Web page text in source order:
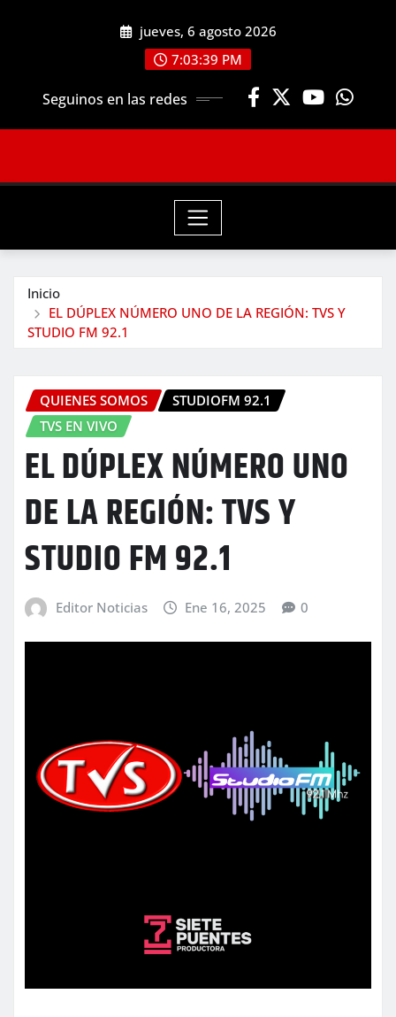
jueves, 6 agosto 2026
7:03:41 PM
Seguinos en las redes
Inicio
EL DÚPLEX NÚMERO UNO DE LA REGIÓN: TVS Y
STUDIO FM 92.1
QUIENES SOMOS
STUDIOFM 92.1
TVS EN VIVO
EL DÚPLEX NÚMERO UNO
DE LA REGIÓN: TVS Y
STUDIO FM 92.1
Editor Noticias Ene 16, 2025 0